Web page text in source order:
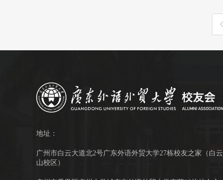
地址：
广州市白云大道北2号广东外语外贸大学27栋校友之家（白云
山校区）